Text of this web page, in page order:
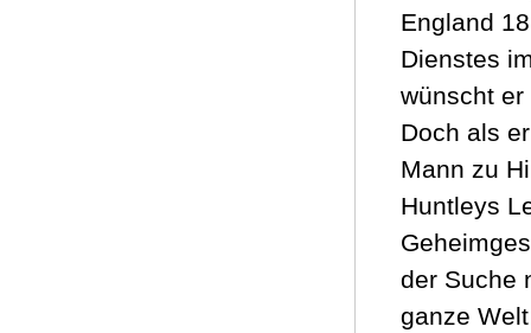
England
Dienstes
wünscht
Doch als
Mann zu
Huntleys
der Suche
ganze